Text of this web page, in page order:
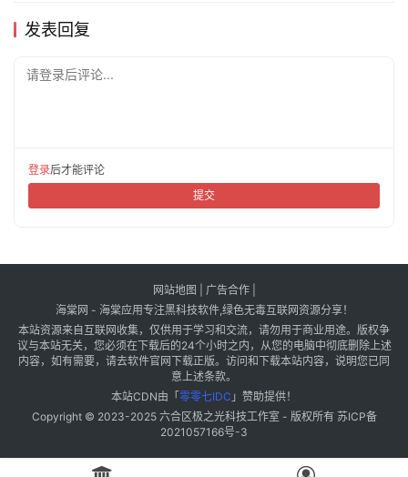
发表回复
请登录后评论...
登录后才能评论
提交
网站地图 广告合作|
海棠网 - 海棠应用专注黑科技软件,绿色无毒互联网资源分享！
本站资源来自互联网收集，仅供用于学习和交流，请勿用于商业用途。版权争
议与本站无关，您必须在下载后的24个小时之内，从您的电脑中彻底删除上述
内容，如有需要，请去软件官网下载正版。访问和下载本站内容，说明您已同
意上述条款。
本站CDN由「 零零七IDC 」赞助提供！
Copyright © 2023-2025 六合区极之光科技工作室 - 版权所有 苏ICP备
2021057166号-3